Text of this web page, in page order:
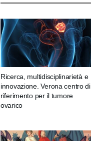
Ricerca, multidisciplinarietà e
innovazione. Verona centro di
riferimento per il tumore
ovarico